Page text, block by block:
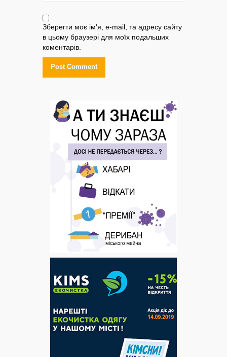
Зберегти моє ім'я, e-mail, та адресу сайту
в цьому браузері для моїх подальших
коментарів.